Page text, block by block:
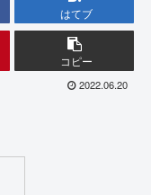
はてブ
コピー
2022.06.20